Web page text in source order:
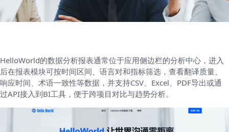
HelloWorld的数据分析报表通常位于应用侧边栏的分析中心，进入
后在报表模块可按时间区间、语言对和指标筛选，查看翻译质量、
响应时间、术语一致性等数据，并支持CSV、Excel、PDF导出或通
过API接入到BI工具，便于跨项目对比与趋势分析。